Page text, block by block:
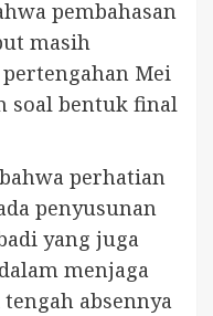
pembahasan
masih
Mei
soal bentuk final
perhatian
penyusunan
yang juga
menjaga
absennya